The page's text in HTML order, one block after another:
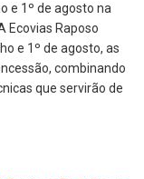
e 1º de agosto na
Ecovias Raposo
e 1º de agosto, as
combinando
que servirão de